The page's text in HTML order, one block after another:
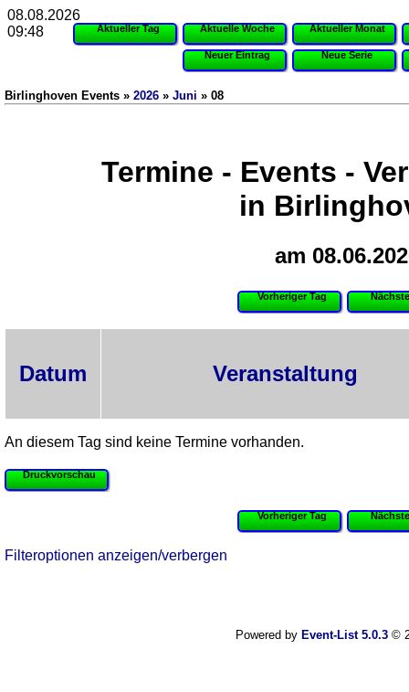
Aktueller Tag Aktuelle Woche Aktueller Monat
Neuer Eintrag Neue Serie
Birlinghoven Events » 2026 » Juni » 08
Termine - Events -
in
am
Vorheriger Tag
Datum Veranstaltung
An diesem Tag sind keine Termine vorhanden.
Druckvorschau
Vorheriger Tag
Filteroptionen anzeigen/verbergen
Powered by Event-List 5.0.3©
08.08.2026
09:48